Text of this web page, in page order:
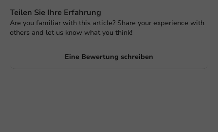
Teilen Sie Ihre Erfahrung
Are you familiar with this article? Share your experience with
others and let us know what you think!
Eine Bewertung schreiben